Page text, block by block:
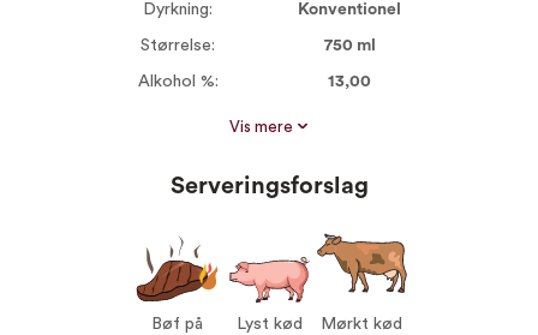
Dyrkning: Konventionel
Størrelse: 750 ml
Alkohol %: 13,00
Serveres ved: 15-17°C
Lyst kød
Mørkt kød
Vis mere
Serveringsforslag
Bøf på
Lyst kød Mørkt kød